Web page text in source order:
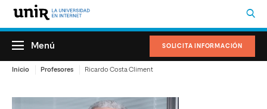
SOLICITA INFORMACIÓN
Menú
Inicio Profesores Ricardo Costa Climent